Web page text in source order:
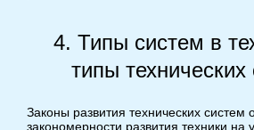
4. Типы систем в
типы технических
Законы развития технических систем
закономерности развития техники на